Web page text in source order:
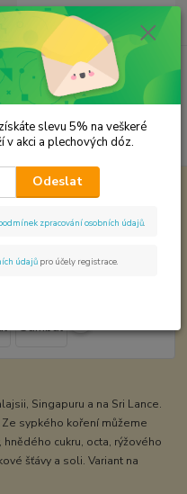
Menu
Hledat
ks
za 0,00 Kč
Sambal
Singapuru a na Sri Lance.
sypkého koření můžeme
cukru, octa, rýžového
šťávy a soli. Variant na
slevu 5% na veškeré
v akci a plechových dóz.
Odeslat
zpracování osobních údajů
údajů pro účely registrace.